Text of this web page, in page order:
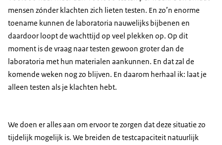
mensen zónder klachten zich lieten testen. En zo’n enorme
toename kunnen de laboratoria nauwelijks bijbenen en
daardoor loopt de wachttijd op veel plekken op. Op dit
moment is de vraag naar testen gewoon groter dan de
laboratoria met hun materialen aankunnen. En dat zal de
komende weken nog zo blijven. En daarom herhaal ik: laat je
alleen testen als je klachten hebt.
We doen er alles aan om ervoor te zorgen dat deze situatie zo
tijdelijk mogelijk is. We breiden de testcapaciteit natuurlijk